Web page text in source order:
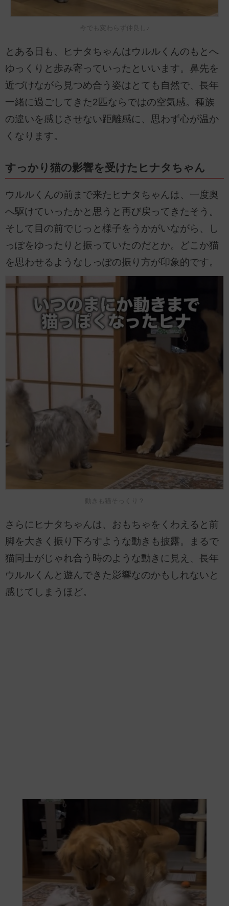
今でも変わらず仲良し♪
とある日も、ヒナタちゃんはウルルくんのもとへ
ゆっくりと歩み寄っていったといいます。鼻先を
近づけながら見つめ合う姿はとても自然で、長年
一緒に過ごしてきた2匹ならではの空気感。種族
の違いを感じさせない距離感に、思わず心が温か
くなります。
すっかり猫の影響を受けたヒナタちゃん
ウルルくんの前まで来たヒナタちゃんは、一度奥
へ駆けていったかと思うと再び戻ってきたそう。
そして目の前でじっと様子をうかがいながら、し
っぽをゆったりと振っていたのだとか。どこか猫
を思わせるようなしっぽの振り方が印象的です。
動きも猫そっくり？
さらにヒナタちゃんは、おもちゃをくわえると前
脚を大きく振り下ろすような動きも披露。まるで
猫同士がじゃれ合う時のような動きに見え、長年
ウルルくんと遊んできた影響なのかもしれないと
感じてしまうほど。